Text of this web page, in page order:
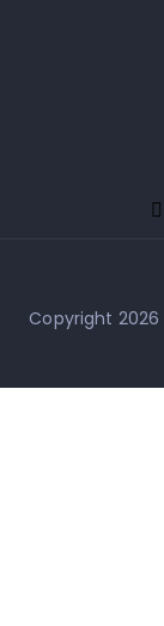
Copyright 2026